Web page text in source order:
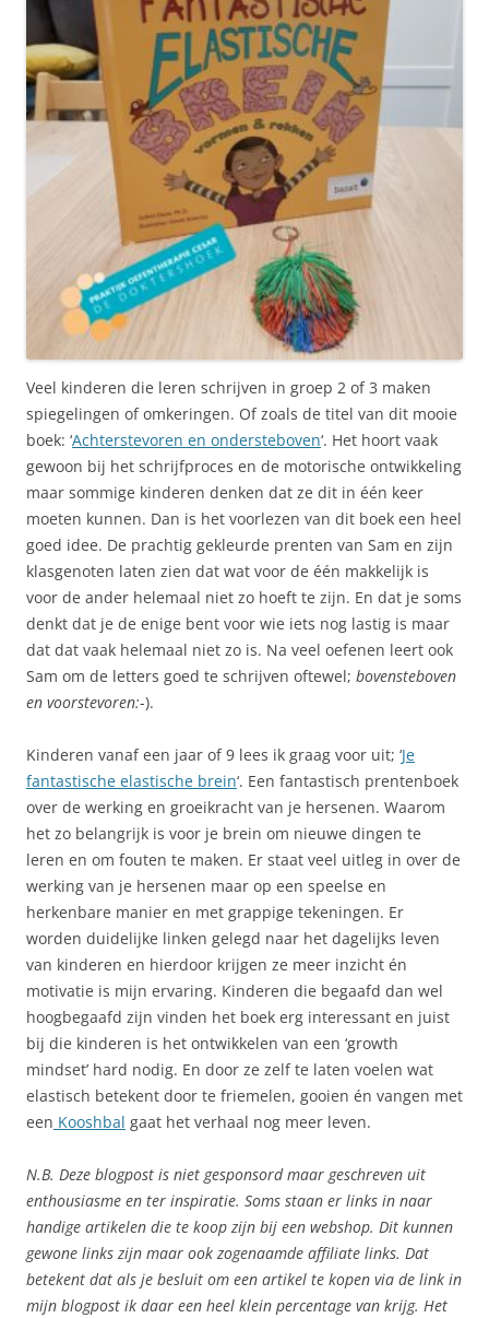
Veel kinderen die leren schrijven in groep 2 of 3 maken
spiegelingen of omkeringen. Of zoals de titel van dit mooie
boek: ‘Achterstevoren en ondersteboven‘. Het hoort vaak
gewoon bij het schrijfproces en de motorische ontwikkeling
maar sommige kinderen denken dat ze dit in één keer
moeten kunnen. Dan is het voorlezen van dit boek een heel
goed idee. De prachtig gekleurde prenten van Sam en zijn
klasgenoten laten zien dat wat voor de één makkelijk is
voor de ander helemaal niet zo hoeft te zijn. En dat je soms
denkt dat je de enige bent voor wie iets nog lastig is maar
dat dat vaak helemaal niet zo is. Na veel oefenen leert ook
Sam om de letters goed te schrijven oftewel; bovensteboven
en voorstevoren:-).
Kinderen vanaf een jaar of 9 lees ik graag voor uit; ‘Je
fantastische elastische brein‘. Een fantastisch prentenboek
over de werking en groeikracht van je hersenen. Waarom
het zo belangrijk is voor je brein om nieuwe dingen te
leren en om fouten te maken. Er staat veel uitleg in over de
werking van je hersenen maar op een speelse en
herkenbare manier en met grappige tekeningen. Er
worden duidelijke linken gelegd naar het dagelijks leven
van kinderen en hierdoor krijgen ze meer inzicht én
motivatie is mijn ervaring. Kinderen die begaafd dan wel
hoogbegaafd zijn vinden het boek erg interessant en juist
bij die kinderen is het ontwikkelen van een ‘growth
mindset’ hard nodig. En door ze zelf te laten voelen wat
elastisch betekent door te friemelen, gooien én vangen met
een Kooshbal gaat het verhaal nog meer leven.
N.B. Deze blogpost is niet gesponsord maar geschreven uit
enthousiasme en ter inspiratie. Soms staan er links in naar
handige artikelen die te koop zijn bij een webshop. Dit kunnen
gewone links zijn maar ook zogenaamde affiliate links. Dat
betekent dat als je besluit om een artikel te kopen via de link in
mijn blogpost ik daar een heel klein percentage van krijg. Het